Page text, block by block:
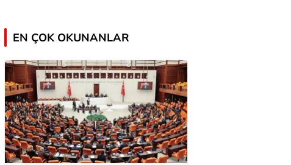
EN ÇOK OKUNANLAR